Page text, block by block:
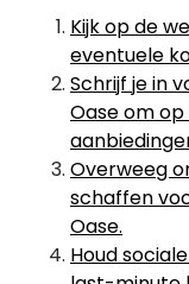
Kijk op de
eventuele
Schrijf je in
Oase om
Overweeg
schaffen
Oase.
Houd